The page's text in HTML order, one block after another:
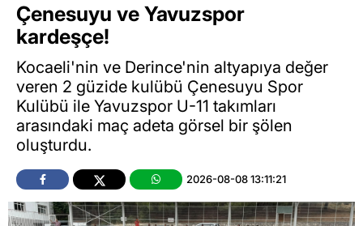
Çenesuyu ve Yavuzspor
kardeşçe!
Kocaeli'nin ve Derince'nin altyapıya değer
veren 2 güzide kulübü Çenesuyu Spor
Kulübü ile Yavuzspor U-11 takımları
arasındaki maç adeta görsel bir şölen
oluşturdu.
2026-08-08 13:11:21